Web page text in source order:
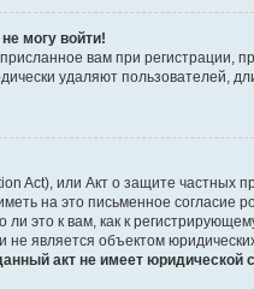
могу войти!
вам при регистрации,
удаляют пользователей,
Act), или Акт о защите
на это письменное согласие
это к вам, как к
является объектом
акт не имеет юридической